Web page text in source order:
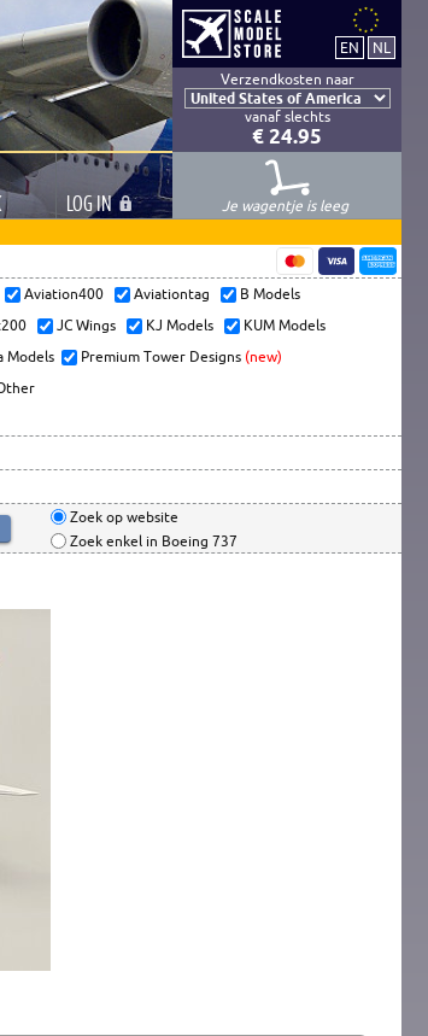
Verzendkosten naar
vanaf slechts
€ 24.95
LOGIN
Je wagentje is leeg
Aviation400 Aviationtag
B Models
JC Wings KJ Models
KUM Models
Models Premium Tower Designs (new)
Zoek op website
Zoek enkel in Boeing 737